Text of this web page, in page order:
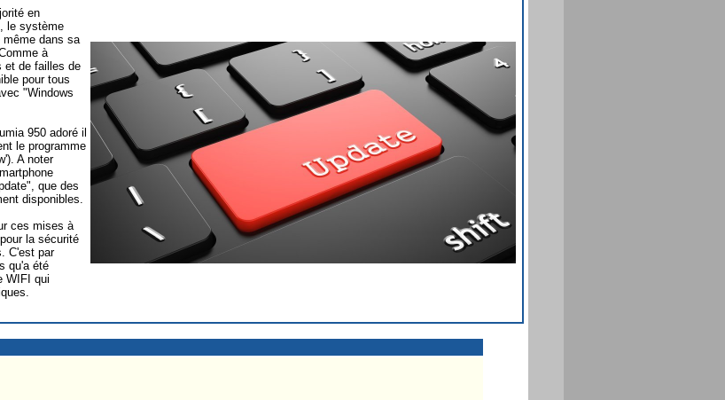
en
le système
dans sa
à
et de failles de
pour tous
"Windows
950 adoré il
le programme
A noter
que des
disponibles.
ces mises à
la sécurité
C'est par
qu'a été
WIFI qui